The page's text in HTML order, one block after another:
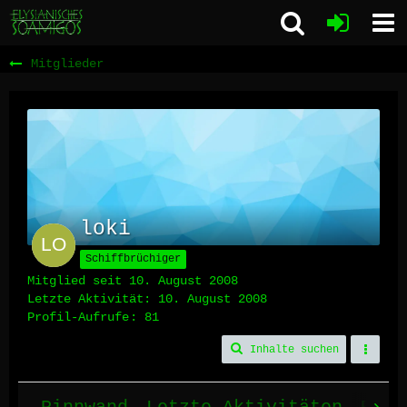
Mitglieder
loki
Schiffbrüchiger
Mitglied seit 10. August 2008
Letzte Aktivität: 10. August 2008
Profil-Aufrufe
81
Inhalte suchen